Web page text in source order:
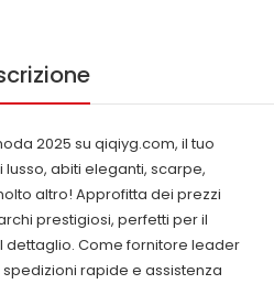
2025 su qiqiyg.com, il tuo
abiti eleganti, scarpe,
altro! Approfitta dei prezzi
prestigiosi, perfetti per il
dettaglio. Come fornitore leader
rapide e assistenza